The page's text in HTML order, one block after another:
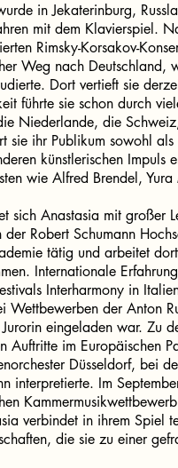
in Jekaterinburg,
mit dem Klavierspiel.
Rimsky-Korsakov-
Weg nach Deutschland,
Dort vertieft sie
führte sie schon durch
Niederlande, die
sie ihr Publikum sowohl
künstlerischen Impuls
wie Alfred Brendel,
sich Anastasia mit großer
Robert Schumann
tätig und arbeitet
Internationale
Interharmony in
der Anton
eingeladen war. Zu
Auftritte im Europäischen
Düsseldorf, bei
interpretierte. Im
verbindet in ihrem Spiel
die sie zu einer